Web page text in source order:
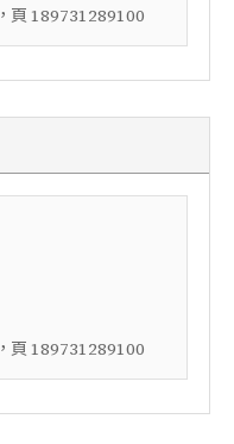
，頁 189731289100
，頁 189731289100